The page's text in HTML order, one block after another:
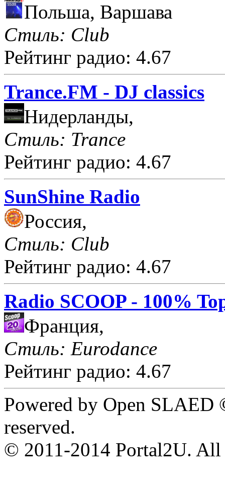
Польша, Варшава
Стиль: Club
Рейтинг радио: 4.67
Trance.FM - DJ classics
Нидерланды,
Стиль: Trance
Рейтинг радио: 4.67
SunShine Radio
Россия,
Стиль: Club
Рейтинг радио: 4.67
Radio SCOOP - 100%
Франция,
Стиль: Eurodance
Рейтинг радио: 4.67
Powered by Open
reserved.
© 2011-2014 Portal2U. All